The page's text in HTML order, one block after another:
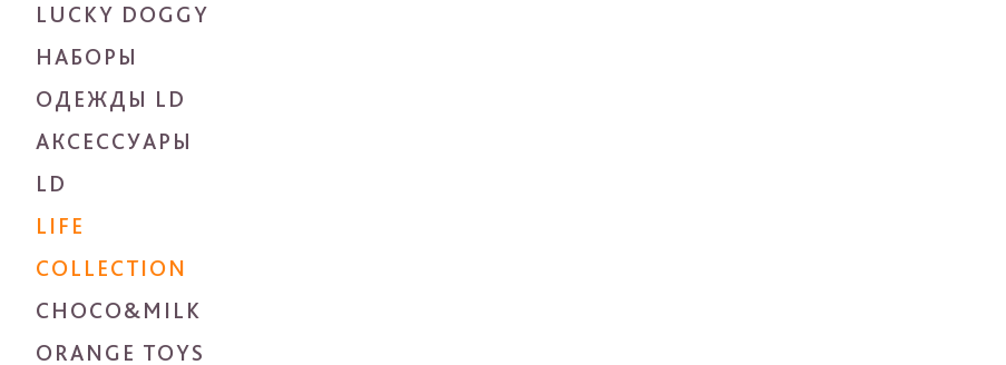
LUCKY DOGGY
НАБОРЫ
ОДЕЖДЫ LD
АКСЕССУАРЫ
LD
LIFE
COLLECTION
CHOCO&MILK
ORANGE TOYS